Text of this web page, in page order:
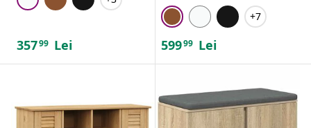
35799 Lei
+7
59999 Lei